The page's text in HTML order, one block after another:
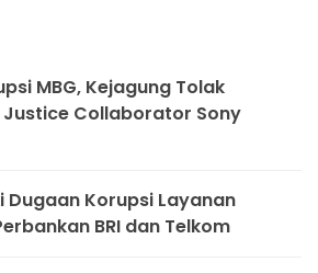
MBG, Kejagung Tolak
Justice Collaborator Sony
Dugaan Korupsi Layanan
BRI dan Telkom